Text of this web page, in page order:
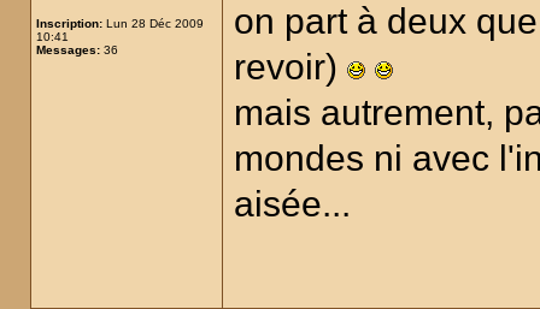
Inscription: Lun 28 Déc 2009
10:41
Messages: 36
on part à deux
revoir)
mais autrement,
mondes ni avec
aisée...